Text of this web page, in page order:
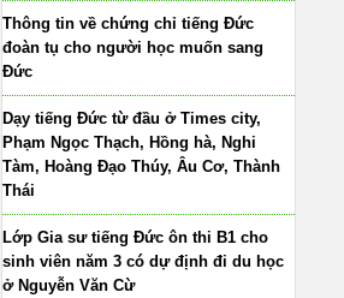
Thông tin về chứng chỉ tiếng Đức
đoàn tụ cho người học muốn sang
Đức
Dạy tiếng Đức từ đầu ở Times city,
Phạm Ngọc Thạch, Hồng hà, Nghi
Tàm, Hoàng Đạo Thúy, Âu Cơ, Thành
Thái
Lớp Gia sư tiếng Đức ôn thi B1 cho
sinh viên năm 3 có dự định đi du học
ở Nguyễn Văn Cừ